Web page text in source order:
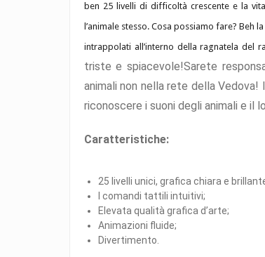
ben 25 livelli di difficoltà crescente e la
l’animale stesso. Cosa possiamo fare?
intrappolati all’interno della ragnatela del
triste e spiacevole!Sarete
animali non nella rete della
riconoscere i suoni degli animali e il
Caratteristiche:
25 livelli unici, grafica chiara e
I comandi tattili intuitivi;
Elevata qualità grafica d’arte;
Animazioni fluide;
Divertimento.